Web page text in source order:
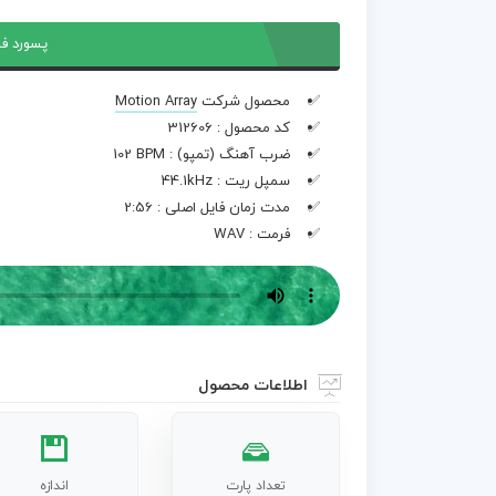
پسورد
محصول شرکت Motion Array
کد محصول : 312606
ضرب آهنگ (تمپو) : 102 BPM
سمپل ریت : 44.1kHz
مدت زمان فایل اصلی : 2:56
فرمت : WAV
اطلاعات محصول
تعداد پارت
اندازه